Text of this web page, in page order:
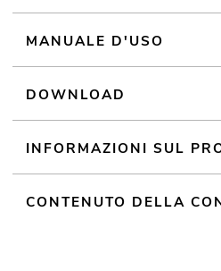
MANUALE D'USO
DOWNLOAD
INFORMAZIONI SUL
CONTENUTO DELLA